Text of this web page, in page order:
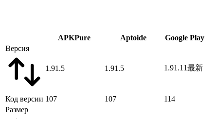
APKPure Aptoide
Google Play
Версия
1.91.5 1.91.5 1.91.11最新
Код версии 107 107
114
Размер